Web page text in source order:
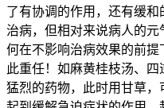
了有协调的作用，还有缓
治病，但相对来说病人的
何在不影响治病效果的前
此重任！如麻黄桂枝汤、
猛烈的药物，此时用甘草